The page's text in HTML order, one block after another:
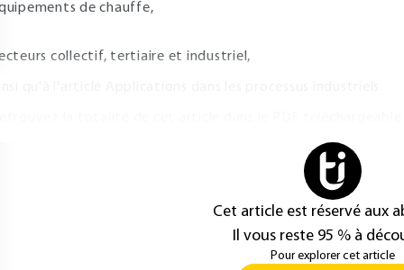
de chauffe,
collectif, tertiaire et industriel,
Cet article est réservé aux
Il vous reste 95 % à
Pour explorer cet article